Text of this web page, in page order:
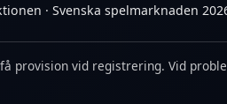
· Svenska spelmarknaden
provision vid registrering. Vid